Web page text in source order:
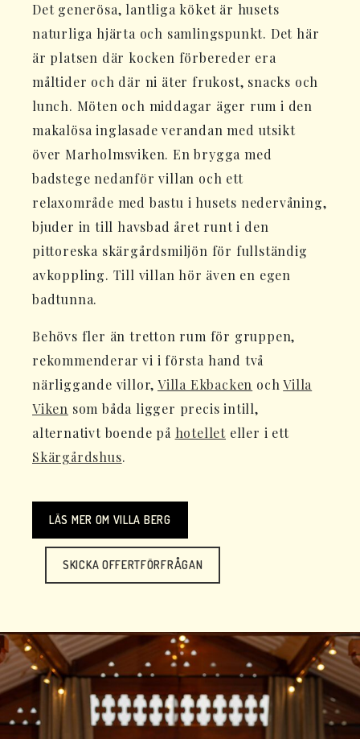
Det generösa, lantliga köket är husets
naturliga hjärta och samlingspunkt. Det här
är platsen där kocken förbereder era
måltider och där ni äter frukost, snacks och
lunch. Möten och middagar äger rum i den
makalösa inglasade verandan med utsikt
över Marholmsviken. En brygga med
badstege nedanför villan och ett
relaxområde med bastu i husets nedervåning,
bjuder in till havsbad året runt i den
pittoreska skärgårdsmiljön för fullständig
avkoppling. Till villan hör även en egen
badtunna.
Behövs fler än tretton rum för gruppen,
rekommenderar vi i första hand två
närliggande villor,Villa Ekbacken ochVilla
Viken som båda ligger precis intill,
alternativt boende på hotellet eller i ett
Skärgårdshus.
LÄS MER OM VILLA BERG
SKICKA OFFERTFÖRFRÅGAN